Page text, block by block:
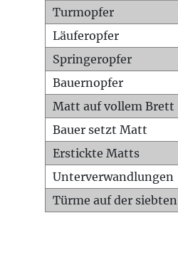
Turmopfer
Läuferopfer
Springeropfer
Bauernopfer
Matt auf vollem Brett
Bauer setzt Matt
Erstickte Matts
Unterverwandlungen
Türme auf der siebten